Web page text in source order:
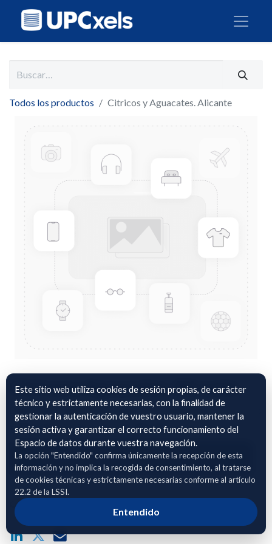
Todos los productos Citricos y Aguacates. Alicante
Citricos y Aguacates. Alicante
Datos sobre aplicaciones quimicas y rendimientos de citricos
y aguacates en la provincia de Alicante.
Adhierete para solicitar acceso
Compartir enlace público del dataset
Este sitio web utiliza cookies de sesión propias, de carácter
técnico y estrictamente necesarias, con la finalidad de
gestionar la autenticación de vuestro usuario, mantener la
sesión activa y garantizar el correcto funcionamiento del
Espacio de datos durante vuestra navegación.
La opción "Entendido" confirma únicamente la recepción de esta
información y no implica la recogida de consentimiento, al tratarse
de cookies técnicas y estrictamente necesarias conforme al artículo
22.2 de la LSSI.
Entendido